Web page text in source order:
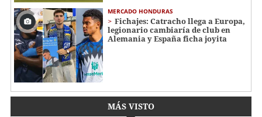
MERCADO HONDURAS
Fichajes: Catracho llega a Europa,
legionario cambiaría de club en
Alemania y España ficha joyita
MÁS VISTO